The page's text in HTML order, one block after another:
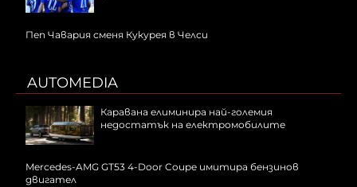
Пеп Чавария сменя Кукурея в Челси
AUTOMEDIA
Каравана елиминира най-големия
недостатък на електромобилите
Mercedes-AMG GT53 4-Door Coupe имитира бензинов
двигател